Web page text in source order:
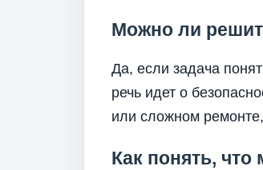
Можно ли
Да, если задача
речь идет о
или сложном
Как понять, что